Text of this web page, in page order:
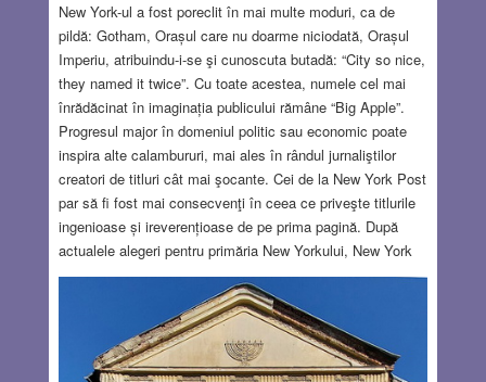
New York-ul a fost poreclit în mai multe moduri, ca de
pildă: Gotham, Orașul care nu doarme niciodată, Orașul
Imperiu, atribuindu-i-se şi cunoscuta butadă: “City so nice,
they named it twice”. Cu toate acestea, numele cel mai
înrădăcinat în imaginația publicului rămâne “Big Apple”.
Progresul major în domeniul politic sau economic poate
inspira alte calambururi, mai ales în rândul jurnaliştilor
creatori de titluri cât mai şocante. Cei de la New York Post
par să fi fost mai consecvenţi în ceea ce priveşte titlurile
ingenioase și ireverențioase de pe prima pagină. După
actualele alegeri pentru primăria New Yorkului, New York
Post a găsit un titlu de răsunet, glosând pe marginea celei
mai cunoscute porecle a oraşului: The Red Apple… Noul
primar al New York-ului, născut în Uganda din părinți
indieni expulzați de Idi Amin și având o diplomă în studii
africane, era practic necunoscut înainte de a-și lansa